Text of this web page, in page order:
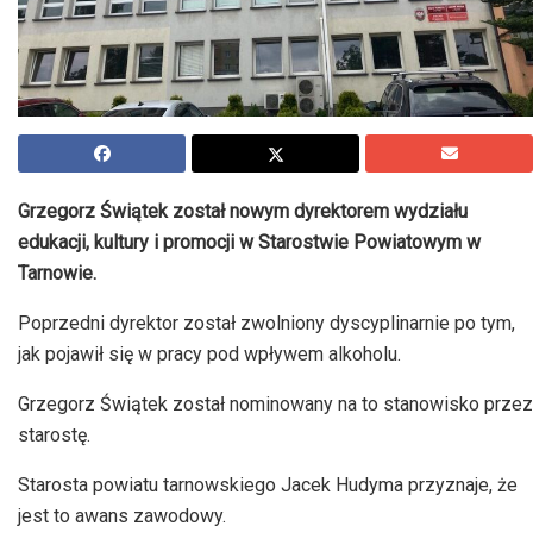
Grzegorz Świątek został nowym dyrektorem wydziału
edukacji, kultury i promocji w Starostwie Powiatowym w
Tarnowie.
Poprzedni dyrektor został zwolniony dyscyplinarnie po tym,
jak pojawił się w pracy pod wpływem alkoholu.
Grzegorz Świątek został nominowany na to stanowisko przez
starostę.
Starosta powiatu tarnowskiego Jacek Hudyma przyznaje, że
jest to awans zawodowy.